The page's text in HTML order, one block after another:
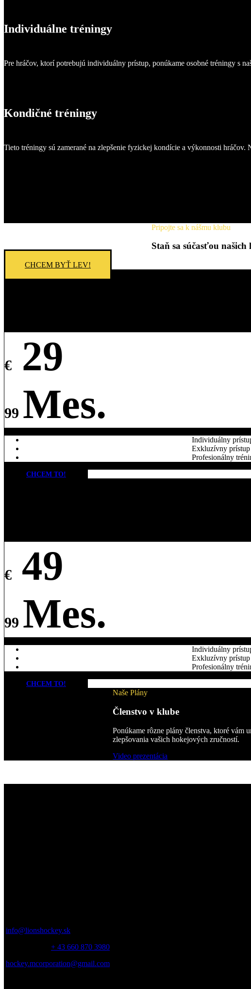
Individuálne tréningy
Pre hráčov, ktorí potrebujú individuálny prístup, ponúkame osobné tréningy s
Kondičné tréningy
Tieto tréningy sú zamerané na zlepšenie fyzickej kondície a výkonnosti
Pripojte sa k nášmu klubu
Staň sa súčasťou našich
CHCEM BYŤ LEV!
€ 29
99 Mes.
Individuálny
Exkluzívny
Profesionálny
CHCEM TO!
€ 49
99 Mes.
Individuálny
Exkluzívny
Profesionálny
CHCEM TO!
Naše Plány
Členstvo v klube
Ponúkame rôzne plány členstva, ktoré vám
zlepšovania vašich hokejových zručností.
Video prezentácia
info@lionshockey.sk
+ 43 660 870 3980
hockey.mcorporation@gmail.com